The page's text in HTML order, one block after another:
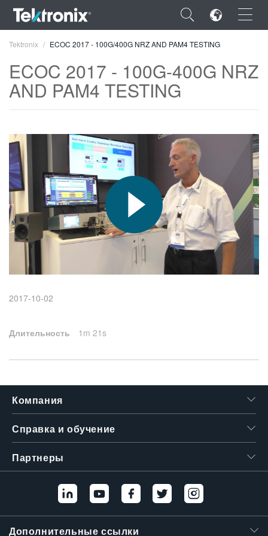
×
FRANÇAIS
DEUTSCH
VIỆT NAM
简体中文
日本語
Tektronix ECOC 2017 - 100G/400G NRZ AND PAM4 TESTING
ECOC 2017 - 100G-400G NRZ
AND PAM4 TESTING
2017-10-02
Длительность 1m 21s
Компания
Справка и обучение
Партнеры
Дополнительные ссылки